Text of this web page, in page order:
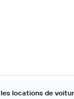
les locations de